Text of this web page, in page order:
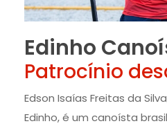
Edinho
Patrocínio
Edson Isaías Freitas da
Edinho, é um canoísta